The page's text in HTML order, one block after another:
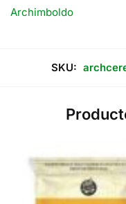
Archimboldo
SKU: